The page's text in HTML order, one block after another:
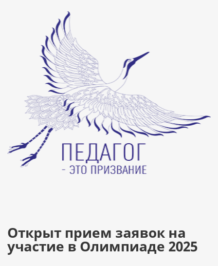
Открыт прием заявок на
участие в Олимпиаде 2025